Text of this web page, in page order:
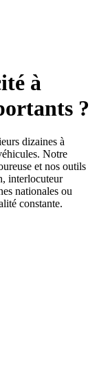
à
?
dizaines à
Notre
et nos outils
interlocuteur
nationales ou
constante.